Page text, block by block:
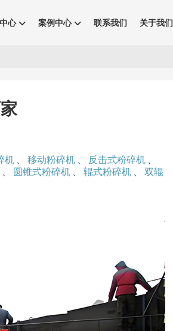
心 案例中心 联系我们 关于我们
机 移动粉碎机 反击式粉碎机
圆锥式粉碎机 辊式粉碎机
双辊